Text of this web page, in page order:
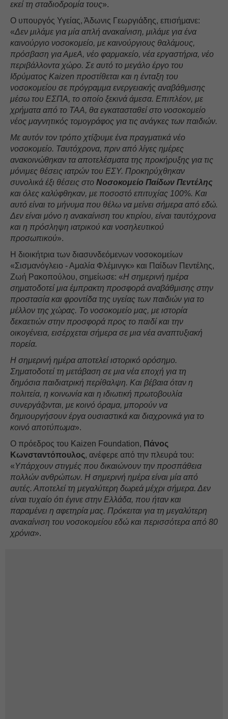
εκεί τη σταδιοδρομία τους».
Ο υπουργός Υγείας, Άδωνις Γεωργιάδης, επισήμανε:
«Δεν μιλάμε για μία απλή ανακαίνιση, μιλάμε για ένα
καινούργιο νοσοκομείο, με καινούργιους θαλάμους,
πρόσβαση για ΑμεΑ, νέο φαρμακείο, νέα εργαστήρια, νέο
περιβάλλοντα χώρο. Σε αυτό το μεγάλο έργο του
Ιδρύματος Kaizen προστίθεται και η ένταξη του
νοσοκομείου σε πρόγραμμα ενεργειακής αναβάθμισης
μέσω του ΕΣΠΑ, το οποίο ξεκινά άμεσα. Επιπλέον, με
χρήματα από το ΤΑΑ, θα εγκατασταθεί στο νοσοκομείο
νέος μαγνητικός τομογράφος για τις ανάγκες των παιδιών.
Με αυτόν τον τρόπο χτίζουμε ένα πραγματικά νέο
νοσοκομείο. Ταυτόχρονα, πριν από λίγες ημέρες
ανακοινώθηκαν τα αποτελέσματα της προκήρυξης για τις
μόνιμες θέσεις ιατρών του ΕΣΥ. Προκηρύχθηκαν
συνολικά έξι θέσεις στο Νοσοκομείο Παίδων Πεντέλης
και όλες καλύφθηκαν, με ποσοστό επιτυχίας 100%. Και
αυτό είναι το μήνυμα που θέλω να μείνει σήμερα από εδώ.
Δεν είναι μόνο η ανακαίνιση του κτιρίου, είναι ταυτόχρονα
και η πρόσληψη ιατρικού και νοσηλευτικού
προσωπικού».
Η διοικήτρια των διασυνδεόμενων νοσοκομείων
«Σισμανόγλειο - Αμαλία Φλέμινγκ» και Παίδων Πεντέλης,
Ζωή Ρακοπούλου, σημείωσε: «Η σημερινή ημέρα
σηματοδοτεί μια έμπρακτη προσφορά αναβάθμισης στην
προστασία και φροντίδα της υγείας των παιδιών για το
μέλλον της χώρας. Το νοσοκομείο μας, με ιστορία
δεκαετιών στην προσφορά προς το παιδί και την
οικογένεια, εισέρχεται σήμερα σε μια νέα αναπτυξιακή
πορεία.
Η σημερινή ημέρα αποτελεί ιστορικό ορόσημο.
Σηματοδοτεί τη μετάβαση σε μια νέα εποχή για τη
δημόσια παιδιατρική περίθαλψη. Και βέβαια όταν η
πολιτεία, η κοινωνία και η ιδιωτική πρωτοβουλία
συνεργάζονται, με κοινό όραμα, μπορούν να
δημιουργήσουν έργα ουσιαστικά και διαχρονικά για το
κοινό αποτύπωμα».
Ο πρόεδρος του Kaizen Foundation, Πάνος
Κωνσταντόπουλος, ανέφερε από την πλευρά του:
«Υπάρχουν στιγμές που δικαιώνουν την προσπάθεια
πολλών ανθρώπων. Η σημερινή ημέρα είναι μία από
αυτές. Αποτελεί τη μεγαλύτερη δωρεά μέχρι σήμερα. Δεν
είναι τυχαίο ότι έγινε στην Ελλάδα, που ήταν και
παραμένει η αφετηρία μας. Πρόκειται για τη μεγαλύτερη
ανακαίνιση του νοσοκομείου εδώ και περισσότερα από 80
χρόνια».